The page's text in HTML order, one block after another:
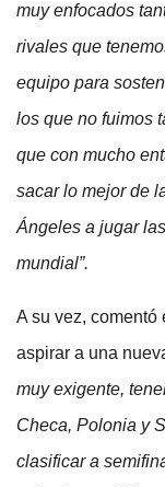
muy enfocados
rivales que
equipo para
los que no fuimos
que con mucho
sacar lo mejor de
Ángeles a jugar
mundial”.
A su vez,
aspirar a una
muy exigente,
Checa, Polonia y
clasificar a